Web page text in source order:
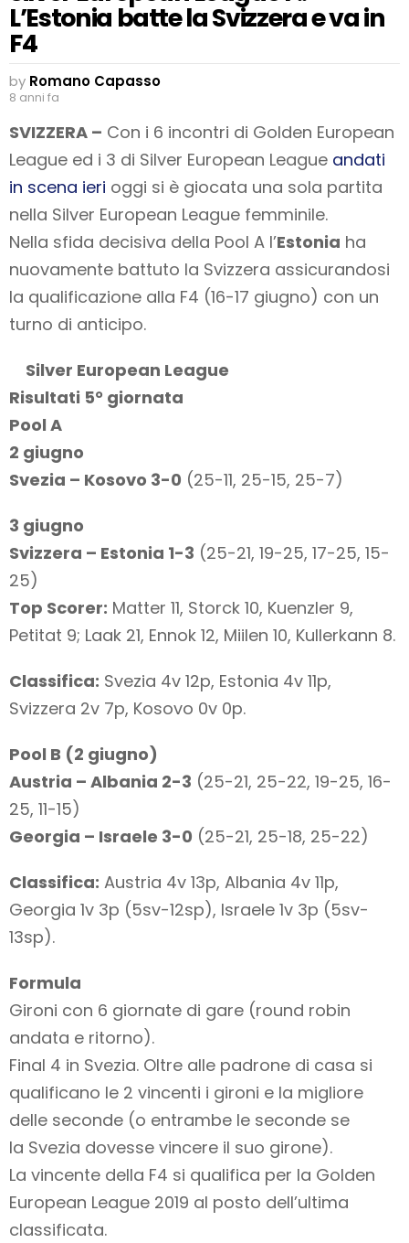
L’Estonia batte la Svizzera e va in
F4
by Romano Capasso
8 anni fa
SVIZZERA – Con i 6 incontri di Golden European
League ed i 3 di Silver European League andati
in scena ieri oggi si è giocata una sola partita
nella Silver European League femminile.
Nella sfida decisiva della Pool A l’Estonia ha
nuovamente battuto la Svizzera assicurandosi
la qualificazione alla F4 (16-17 giugno) con un
turno di anticipo.
Silver European League
Risultati 5° giornata
Pool A
2 giugno
Svezia – Kosovo 3-0 (25-11, 25-15, 25-7)
3 giugno
Svizzera – Estonia 1-3 (25-21, 19-25, 17-25, 15-
25)
Top Scorer: Matter 11, Storck 10, Kuenzler 9,
Petitat 9; Laak 21, Ennok 12, Miilen 10, Kullerkann 8.
Classifica: Svezia 4v 12p, Estonia 4v 11p,
Svizzera 2v 7p, Kosovo 0v 0p.
Pool B (2 giugno)
Austria – Albania 2-3 (25-21, 25-22, 19-25, 16-
25, 11-15)
Georgia – Israele 3-0 (25-21, 25-18, 25-22)
Classifica: Austria 4v 13p, Albania 4v 11p,
Georgia 1v 3p (5sv-12sp), Israele 1v 3p (5sv-
13sp).
Formula
Gironi con 6 giornate di gare (round robin
andata e ritorno).
Final 4 in Svezia. Oltre alle padrone di casa si
qualificano le 2 vincenti i gironi e la migliore
delle seconde (o entrambe le seconde se
la Svezia dovesse vincere il suo girone).
La vincente della F4 si qualifica per la Golden
European League 2019 al posto dell’ultima
classificata.